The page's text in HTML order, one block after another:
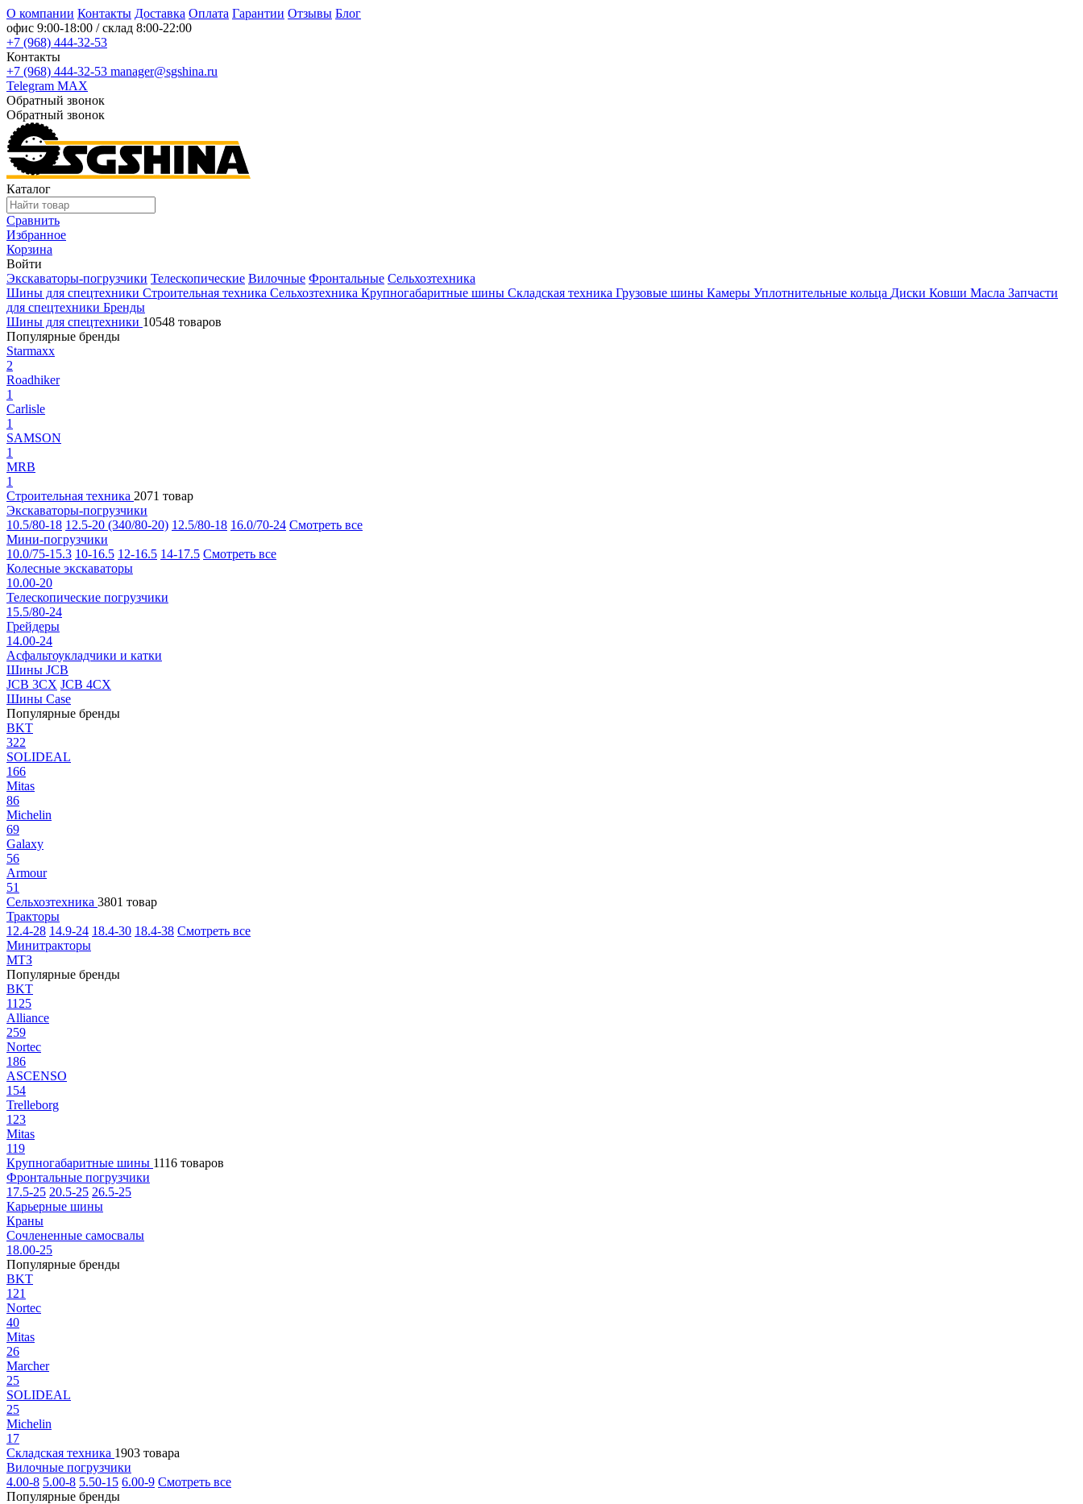
О компании Контакты Доставка Оплата Гарантии Отзывы Блог
офис 9:00-18:00 / склад 8:00-22:00
+7 (968) 444-32-53
Контакты
+7 (968) 444-32-53 manager@sgshina.ru
Telegram MAX
Обратный звонок
Обратный звонок
Каталог
Сравнить
Избранное
Корзина
Войти
Экскаваторы-погрузчики Телескопические Вилочные Фронтальные Сельхозтехника
Шины для спецтехники Строительная техника Сельхозтехника Крупногабаритные шины Складская техника Грузовые шины Камеры Уплотнительные кольца Диски Ковши Масла Запчасти
для спецтехники Бренды
Шины для спецтехники 10548 товаров
Популярные бренды
Starmaxx
2
Roadhiker
1
Carlisle
1
SAMSON
1
MRB
1
Строительная техника 2071 товар
Экскаваторы-погрузчики
10.5/80-18 12.5-20 (340/80-20) 12.5/80-18 16.0/70-24 Смотреть все
Мини-погрузчики
10.0/75-15.3 10-16.5 12-16.5 14-17.5 Смотреть все
Колесные экскаваторы
10.00-20
Телескопические погрузчики
15.5/80-24
Грейдеры
14.00-24
Асфальтоукладчики и катки
Шины JCB
JCB 3CX JCB 4CX
Шины Case
Популярные бренды
BKT
322
SOLIDEAL
166
Mitas
86
Michelin
69
Galaxy
56
Armour
51
Сельхозтехника 3801 товар
Тракторы
12.4-28 14.9-24 18.4-30 18.4-38 Смотреть все
Минитракторы
МТЗ
Популярные бренды
BKT
1125
Alliance
259
Nortec
186
ASCENSO
154
Trelleborg
123
Mitas
119
Крупногабаритные шины 1116 товаров
Фронтальные погрузчики
17.5-25 20.5-25 26.5-25
Карьерные шины
Краны
Сочлененные самосвалы
18.00-25
Популярные бренды
BKT
121
Nortec
40
Mitas
26
Marcher
25
SOLIDEAL
25
Michelin
17
Складская техника 1903 товара
Вилочные погрузчики
4.00-8 5.00-8 5.50-15 6.00-9 Смотреть все
Популярные бренды